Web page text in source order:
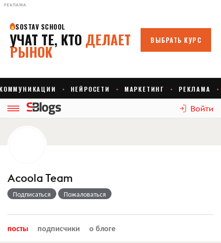
РЕКЛАМА
Войти
Acoola Team
Подписаться Пожаловаться
посты подписчики о блоге